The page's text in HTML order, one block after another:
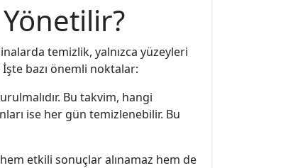
temizlik, yalnızca yüzeyleri
bazı önemli noktalar:
Bu takvim, hangi
ise her gün temizlenebilir. Bu
etkili sonuçlar alınamaz hem de